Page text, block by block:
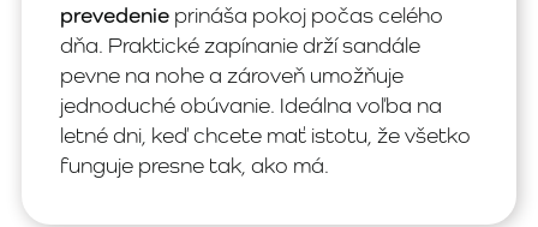
prevedenie prináša pokoj počas celého
dňa. Praktické zapínanie drží sandále
pevne na nohe a zároveň umožňuje
jednoduché obúvanie. Ideálna voľba na
letné dni, keď chcete mať istotu, že všetko
funguje presne tak, ako má.